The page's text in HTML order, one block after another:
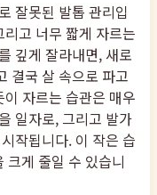
잘못된 발톱 관리입
고 너무 짧게 자르는
깊게 잘라내면, 새로
결국 살 속으로 파고
자르는 습관은 매우
일자로, 그리고 발가
작됩니다. 이 작은 습
크게 줄일 수 있습니